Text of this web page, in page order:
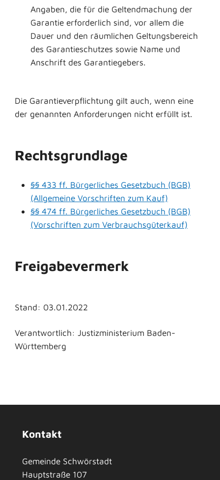
Angaben, die für die Geltendmachung der
Garantie erforderlich sind, vor allem die
Dauer und den räumlichen Geltungsbereich
des Garantieschutzes sowie Name und
Anschrift des Garantiegebers.
Die Garantieverpflichtung gilt auch, wenn eine
der genannten Anforderungen nicht erfüllt ist.
Rechtsgrundlage
§§ 433 ff. Bürgerliches Gesetzbuch (BGB)
(Allgemeine Vorschriften zum Kauf)
§§ 474 ff. Bürgerliches Gesetzbuch (BGB)
(Vorschriften zum Verbrauchsgüterkauf)
Freigabevermerk
Stand: 03.01.2022
Verantwortlich: Justizministerium Baden-
Württemberg
Kontakt
Gemeinde Schwörstadt
Hauptstraße 107